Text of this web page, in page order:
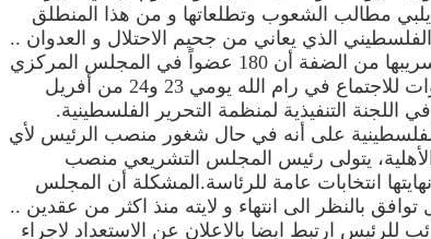
مطالب الشعوب وتطلعاتها و من هذا المنطلق
الذي يعاني من جحيم الاحتلال و العدوان ..
حتى الان تشير الاخبار التي تم تسريبها من الضفة أن 180 عضواً في المجلس المركزي
لمنظمة التحرير الفلسطينية دعوات للاجتماع في رام الله يومي 23 و24 من أفريل
التنفيذية لمنظمة التحرير الفلسطينية.
على أنه في حال شغور منصب الرئيس لأي
يتولى رئيس المجلس التشريعي منصب
تجري في نهايتها انتخابات عامة للرئاسة.المشكلة أن المجلس
بالنظر الى انتهاء و لايته منذ اكثر من عقدين ..
ارتبط ايضا بالاعلان عن الاستعداد لاجراء